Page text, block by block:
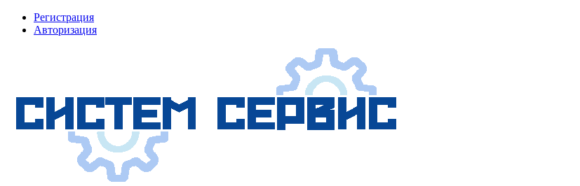
Регистрация
Авторизация